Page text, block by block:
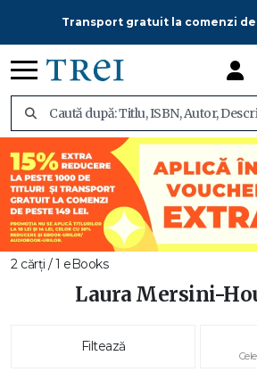
Transport gratuit la comenzi de
2 cărți / 1 eBooks
Laura Mersini-
Filtează